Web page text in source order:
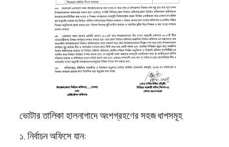
ভোটার তালিকা হালনাগাদে অংশগ্রহণের সহজ ধাপসমূহ
১. নির্বাচন অফিসে যান: